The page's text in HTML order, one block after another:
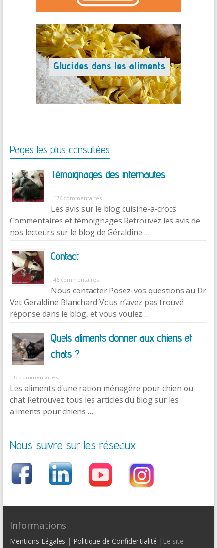
Pages les plus consultées
Témoignages des internautes
176 commentaires
Les avis sur le blog cuisine-a-crocs
Commentaires et témoignages Retrouvez les avis de
nos lecteurs sur le blog de Géraldine …
Contact
46 commentaires
Nous contacter Posez-vos questions au Dr
Vet Geraldine Blanchard Vous n’avez pas trouvé
réponse dans le blog, et vous voulez …
Quels aliments donner aux chiens et
chats ?
33 commentaires
Les aliments d’une ration ménagère pour chien ou
chat Retrouvez tous les articles du blog sur les
aliments pour chiens …
Nous suivre sur les réseaux
Informations
Mentions Légales | Politique de Confidentialité |Le site